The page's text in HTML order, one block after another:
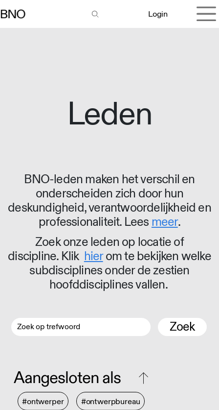
Login
Leden
BNO-leden maken het verschil en
onderscheiden zich door hun
deskundigheid, verantwoordelijkheid en
professionaliteit. Lees meer.
Zoek onze leden op locatie of
discipline. Klik hierom te bekijken welke
subdisciplines onder de zestien
hoofddisciplines vallen.
Zoek
Aangesloten als
#ontwerper #ontwerpbureau